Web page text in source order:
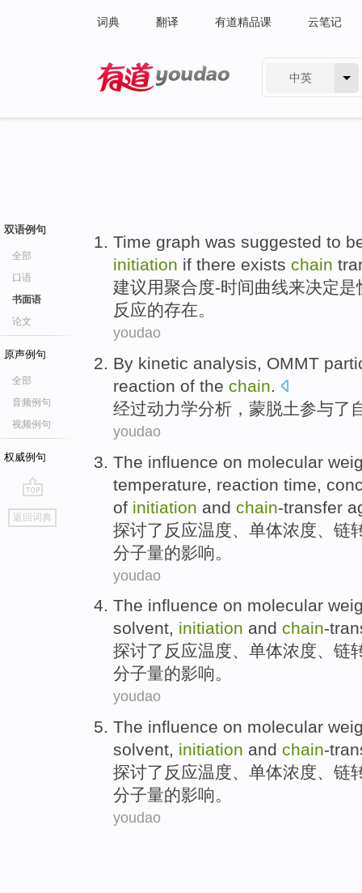
词典 翻译 有道精品课 云笔记
中英
双语例句
全部
口语
书面语
论文
原声例句
全部
音频例句
视频例句
权威例句
go
top
返回词典
Time graph was suggested to
initiation if there exists chain
建议用聚合度-时间曲线来决定是
反应的存在。
youdao
By kinetic analysis, OMMT
reaction of the chain.
经过动力学分析 ， 蒙脱土参与了
youdao
The influence on molecular
temperature , reaction time,
of initiation and chain-transfer
探讨了 反应温度 单体浓度 、链
分子量的影响 。
youdao
The influence on molecular
solvent, initiation and chain-
探讨了 反应温度、单体浓度、链
分子量的影响。
youdao
The influence on molecular
solvent, initiation and chain-
探讨了 反应温度、单体浓度、链
分子量的影响。
youdao